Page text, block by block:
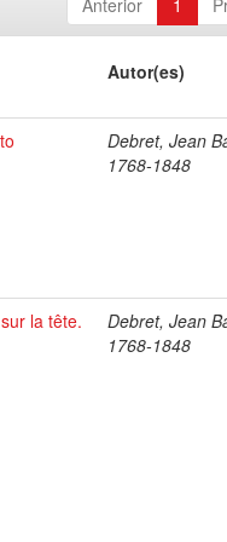
Anterior 1
Autor(es)
Debret, Jean
1768-1848
la tête.
Debret, Jean
1768-1848